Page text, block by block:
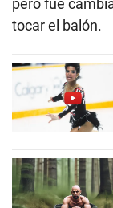
pero fue
tocar el balón.